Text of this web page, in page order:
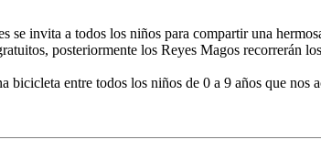
invita a todos los niños para compartir una
posteriormente los Reyes Magos recorrerán
entre todos los niños de 0 a 9 años que nos